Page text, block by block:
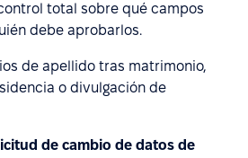
total sobre qué campos
debe aprobarlos.
de apellido tras matrimonio,
o divulgación de
de cambio de datos de